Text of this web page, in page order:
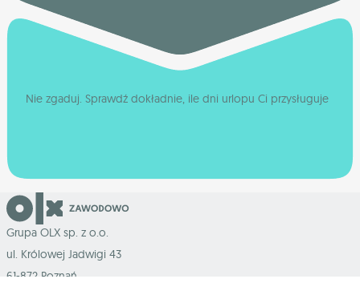
Nie zgaduj. Sprawdź dokładnie, ile dni urlopu Ci przysługuje
Grupa OLX sp. z o.o.
ul. Królowej Jadwigi 43
61-872 Poznań